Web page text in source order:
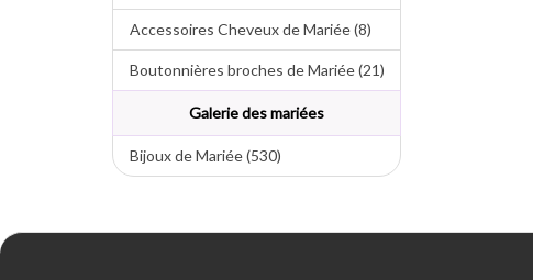
Accessoires Cheveux de Mariée (8)
Boutonnières broches de Mariée (21)
Galerie des mariées
Bijoux de Mariée (530)